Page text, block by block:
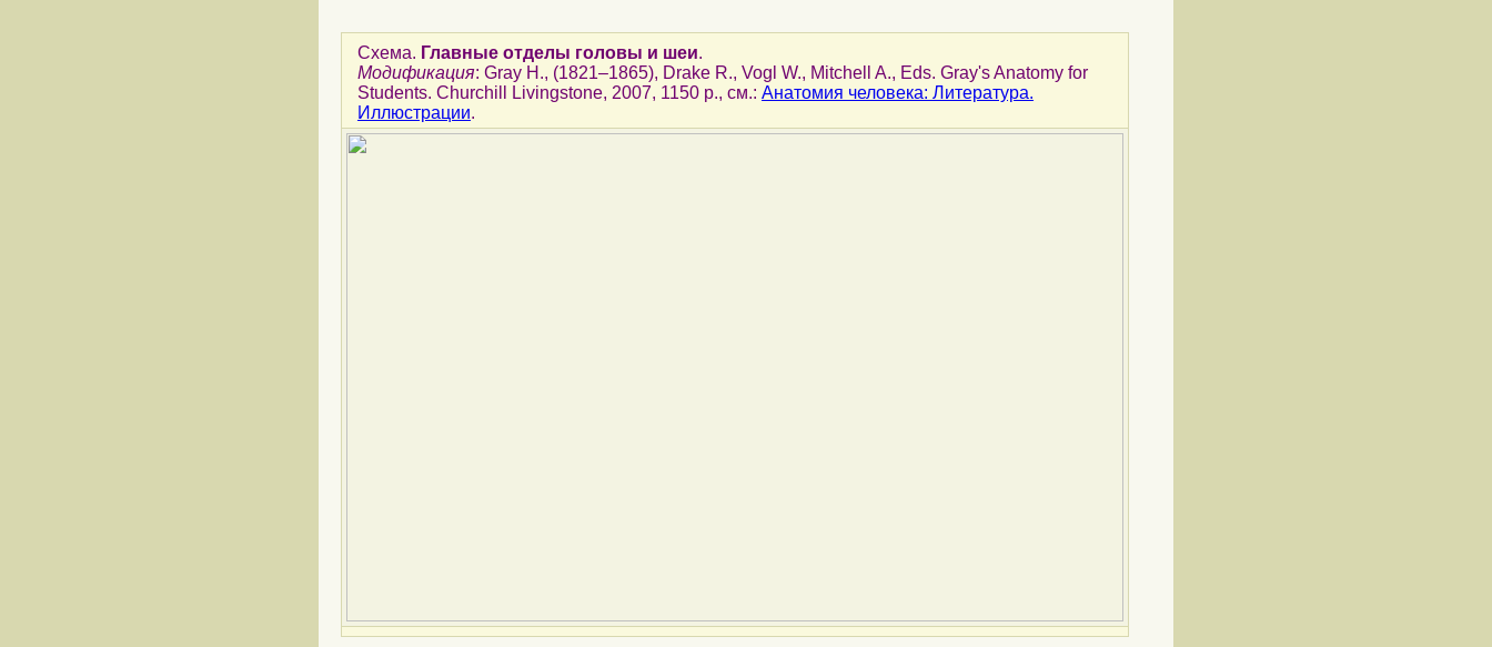
Схема. Главные отделы головы и шеи.
Модификация: Gray H., (1821–1865), Drake R., Vogl W., Mitchell A., Eds. Gray's Anatomy for
Students. Churchill Livingstone, 2007, 1150 p., см.: Анатомия человека: Литература.
Иллюстрации.